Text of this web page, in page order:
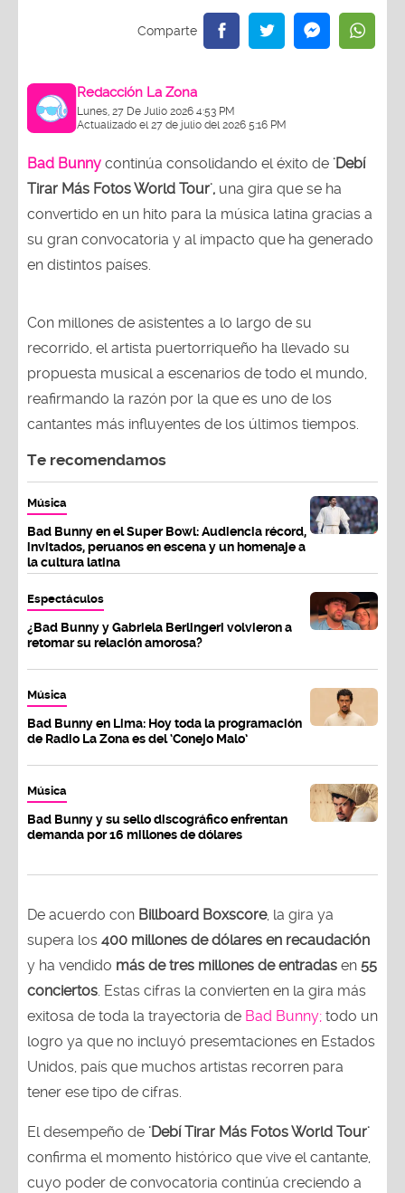
Redacción La Zona
Lunes, 27 De Julio 2026 4:53 PM
Actualizado el 27 de julio del 2026 5:16 PM
Bad Bunny continúa consolidando el éxito de 'Debí
Tirar Más Fotos World Tour', una gira que se ha
convertido en un hito para la música latina gracias a
su gran convocatoria y al impacto que ha generado
en distintos países.
Con millones de asistentes a lo largo de su
recorrido, el artista puertorriqueño ha llevado su
propuesta musical a escenarios de todo el mundo,
reafirmando la razón por la que es uno de los
cantantes más influyentes de los últimos tiempos.
Te recomendamos
Música
Bad Bunny en el Super Bowl: Audiencia récord,
invitados, peruanos en escena y un homenaje a
la cultura latina
Espectáculos
¿Bad Bunny y Gabriela Berlingeri volvieron a
retomar su relación amorosa?
Música
Bad Bunny en Lima: Hoy toda la programación
de Radio La Zona es del ‘Conejo Malo’
Música
Bad Bunny y su sello discográfico enfrentan
demanda por 16 millones de dólares
De acuerdo con Billboard Boxscore, la gira ya
supera los 400 millones de dólares en recaudación
y ha vendido más de tres millones de entradas en 55
conciertos. Estas cifras la convierten en la gira más
exitosa de toda la trayectoria de Bad Bunny; todo un
logro ya que no incluyó presemtaciones en Estados
Unidos, país que muchos artistas recorren para
tener ese tipo de cifras.
El desempeño de 'Debí Tirar Más Fotos World Tour'
confirma el momento histórico que vive el cantante,
cuyo poder de convocatoria continúa creciendo a